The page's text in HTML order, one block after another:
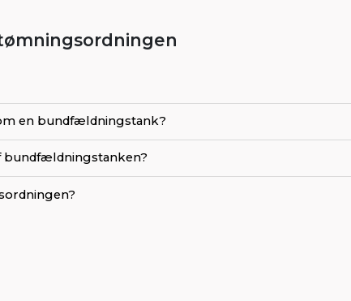
en bundfældningstank?
bundfældningstanken?